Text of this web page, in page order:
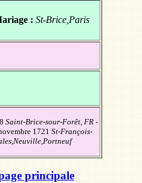
: St-Brice,Paris
Saint-Brice-sour-Forêt, FR -
1721 St-François-
principale